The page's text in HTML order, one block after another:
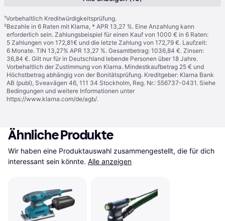
¹Vorbehaltlich Kreditwürdigkeitsprüfung.
²Bezahle in 6 Raten mit Klarna, * APR 13,27 %. Eine Anzahlung kann
erforderlich sein. Zahlungsbeispiel für einen Kauf von 1000 € in 6 Raten:
5 Zahlungen von 172,81€ und die letzte Zahlung von 172,79 €. Laufzeit:
6 Monate. TIN 13,27% APR 13,27 %. Gesamtbetrag: 1036,84 €. Zinsen:
36,84 €. Gilt nur für in Deutschland lebende Personen über 18 Jahre.
Vorbehaltlich der Zustimmung von Klarna. Mindestkaufbetrag 25 € und
Höchstbetrag abhängig von der Bonitätsprüfung. Kreditgeber: Klarna Bank
AB (publ), Sveavägen 46, 111 34 Stockholm, Reg. Nr.: 556737-0431. Siehe
Bedingungen und weitere Informationen unter
https://www.klarna.com/de/agb/.
Ähnliche Produkte
Wir haben eine Produktauswahl zusammengestellt, die für dich
interessant sein könnte. Alle anzeigen